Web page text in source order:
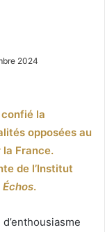
2024
la
opposées au
la France.
de l’Institut
Échos.